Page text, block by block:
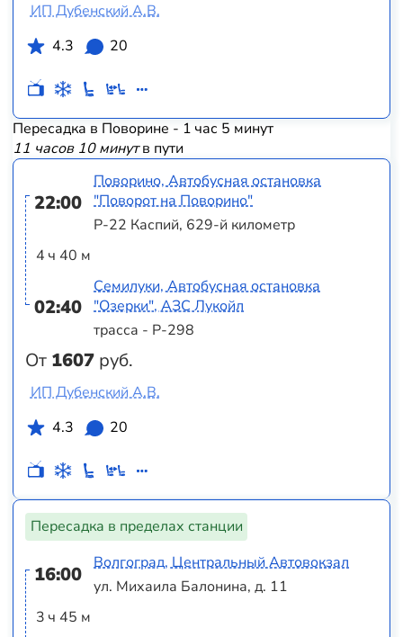
ИП Дубенский А.В.
4.3
20
Пересадка в Поворине - 1 час 5 минут
11 часов 10 минутв пути
22:00
4 ч 40 м
02:40
От 1607 руб.
Поворино, Автобусная остановка
"Поворот на Поворино"
Р-22 Каспий, 629-й километр
Семилуки, Автобусная остановка
"Озерки", АЗС Лукойл
трасса - Р-298
ИП Дубенский А.В.
4.3
20
Пересадка в пределах станции
16:00
3 ч 45 м
Волгоград, Центральный Автовокзал
ул. Михаила Балонина, д. 11